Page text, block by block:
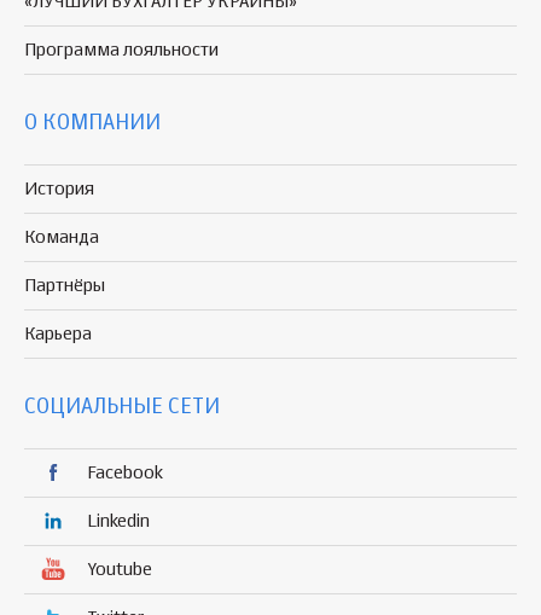
Программа лояльности
О КОМПАНИИ
История
Команда
Партнёры
Карьера
СОЦИАЛЬНЫЕ СЕТИ
Facebook
Linkedin
Youtube